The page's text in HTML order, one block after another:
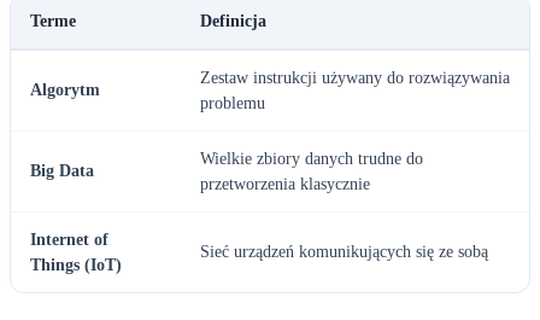
Terme Definicja
Algorytm
Zestaw instrukcji używany do rozwiązywania
problemu
Big Data
Wielkie zbiory danych trudne do
przetworzenia klasycznie
Internet of
Things (IoT)
Sieć urządzeń komunikujących się ze sobą